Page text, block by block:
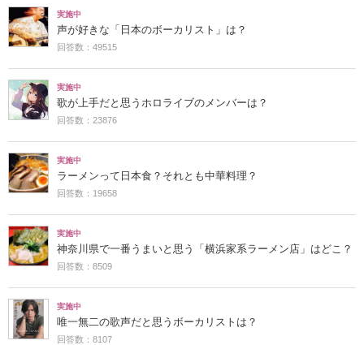
実施中
声が好きな「日本のボーカリスト」は？
回答数：49515
実施中
歌が上手だと思うホロライブのメンバーは？
回答数：23876
実施中
ラーメンって日本食？それとも中華料理？
回答数：19658
実施中
神奈川県で一番うまいと思う「横浜家系ラーメン店」はどこ？
回答数：8509
実施中
唯一無二の歌声だと思うボーカリストは？
回答数：8107